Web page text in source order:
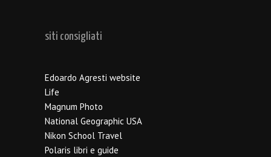
siti consigliati
Edoardo Agresti website
Life
Magnum Photo
National Geographic USA
Nikon School Travel
Polaris libri e guide